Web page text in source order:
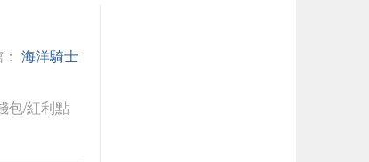
海洋騎士
包/紅利點